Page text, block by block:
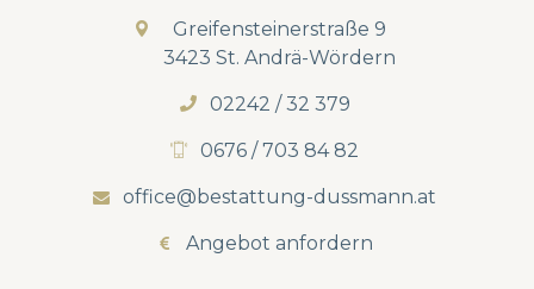
Greifensteinerstraße 9
3423 St. Andrä-Wördern
02242 / 32 379
0676 / 703 84 82
office@bestattung-dussmann.at
Angebot anfordern